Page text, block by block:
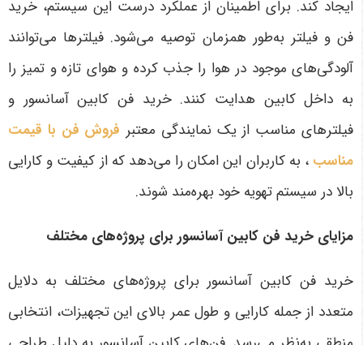
ایجاد کند. برای اطمینان از عملکرد درست این سیستم، خرید
فن و فیلتر به‌طور همزمان توصیه می‌شود. فیلترها می‌توانند
آلودگی‌های موجود در هوا را جذب کرده و هوای تازه و تمیز را
به داخل کابین هدایت کنند. خرید فن کابین آسانسور و
فیلترهای مناسب از یک نمایندگی معتبر فروش فن با قیمت
مناسب ، به کاربران این امکان را می‌دهد که از کیفیت و کارایی
بالا در سیستم تهویه خود بهره‌مند شوند.
مزایای خرید فن کابین آسانسور برای پروژه‌های مختلف
خرید فن کابین آسانسور برای پروژه‌های مختلف به دلایل
متعدد از جمله کارایی و طول عمر بالای این تجهیزات، انتخابی